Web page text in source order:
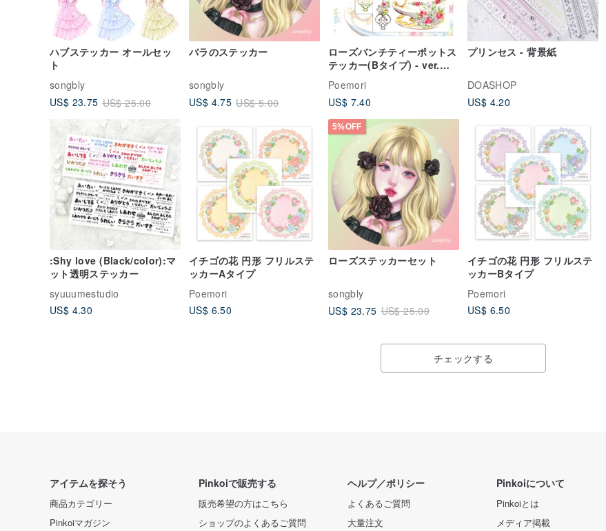
ハブステッカー オールセッ
ト
songbly
US$ 23.75 US$ 25.00
バラのステッカー
songbly
US$ 4.75 US$ 5.00
ローズバンチティーポットス
テッカー(Bタイプ) - ver.背
Poemori
US$ 7.40
プリンセス - 背景紙
DOASHOP
US$ 4.20
:Shy love (Black/color):マ
ット透明ステッカー
syuuumestudio
US$ 4.30
イチゴの花 円形 フリルステ
ッカーAタイプ
Poemori
US$ 6.50
5%OFF
ローズステッカーセット
songbly
US$ 23.75 US$ 25.00
イチゴの花 円形 フリルステ
ッカーBタイプ
Poemori
US$ 6.50
チェックする
アイテムを探そう
商品カテゴリー
Pinkoiマガジン
Pinkoiで販売する
販売希望の方はこちら
ショップのよくあるご質問
ヘルプ／ポリシー
よくあるご質問
大量注文
Pinkoiについて
Pinkoiとは
メディア掲載